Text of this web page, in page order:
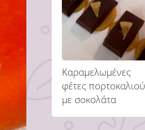
Καραμελωμένες
φέτες πορτοκαλιού
με σοκολάτα